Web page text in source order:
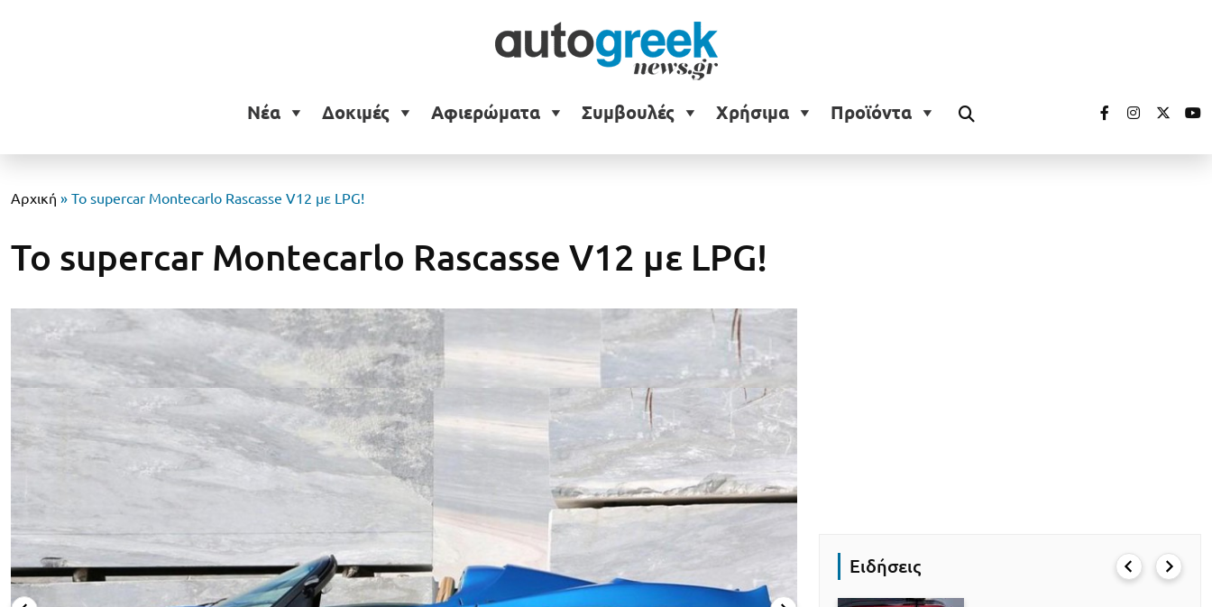
Νέα Δοκιμές Αφιερώματα Συμβουλές Χρήσιμα Προϊόντα
Αρχική » To supercar Montecarlo Rascasse V12 με LPG!
To supercar Montecarlo Rascasse V12 με LPG!
Ειδήσεις